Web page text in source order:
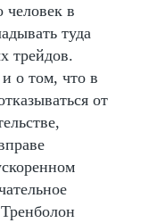
человек в
туда
трейдов.
и о том, что в
от